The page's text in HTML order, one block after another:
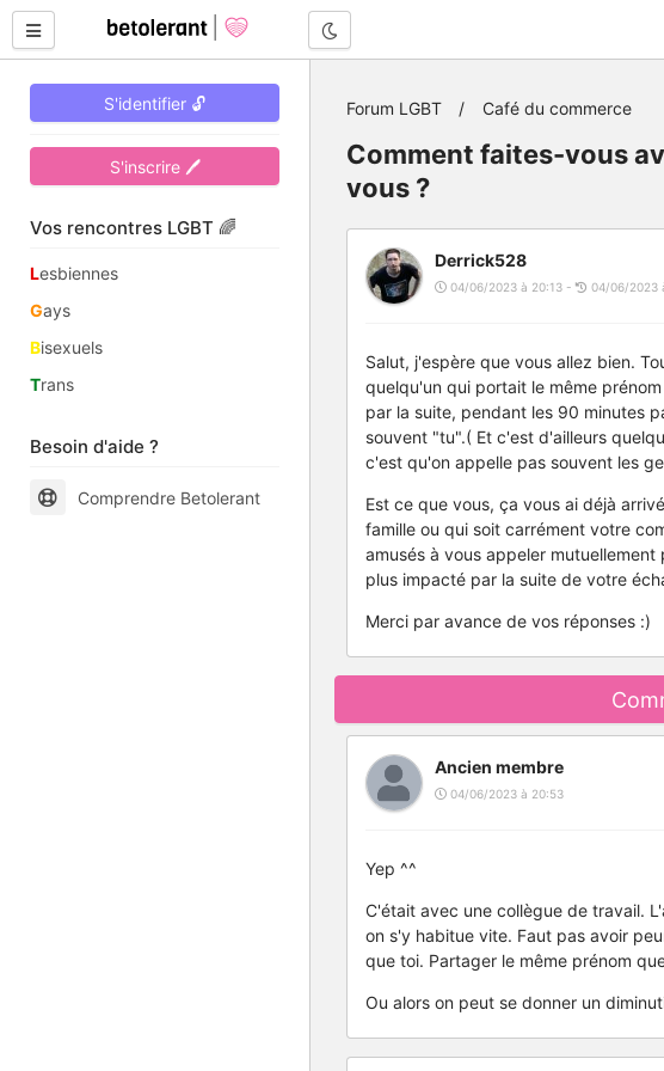
S'identifier 🔓
S'inscrire 🖊
Vos rencontres LGBT 🌈
Lesbiennes
Gays
Bisexuels
Trans
Besoin d'aide ?
Comprendre Betolerant
Forum LGBT Café du commerce
Comment faites-vous
vous ?
Derrick528
04/06/2023 à 20:13 - 04/06/2023
Salut, j'espère que vous allez bien.
quelqu'un qui portait le même
par la suite, pendant les 90 minutes
souvent "tu".( Et c'est d'ailleurs
c'est qu'on appelle pas souvent les
Est ce que vous, ça vous ai déjà
famille ou qui soit carrément votre
amusés à vous appeler
plus impacté par la suite de votre
Merci par avance de vos réponses :)
Ancien membre
04/06/2023 à 20:53
Yep ^^
C'était avec une collègue de travail.
on s'y habitue vite. Faut pas avoir
que toi. Partager le même prénom
Ou alors on peut se donner un